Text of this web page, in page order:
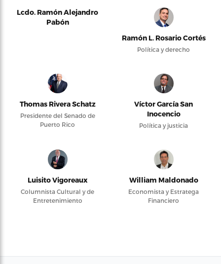
Lcdo. Ramón Alejandro
Pabón
Ramón L. Rosario Cortés
Política y derecho
Thomas Rivera Schatz
Presidente del Senado de
Puerto Rico
Víctor García San
Inocencio
Política y justicia
Luisito Vigoreaux
Columnista Cultural y de
Entretenimiento
William Maldonado
Economista y Estratega
Financiero